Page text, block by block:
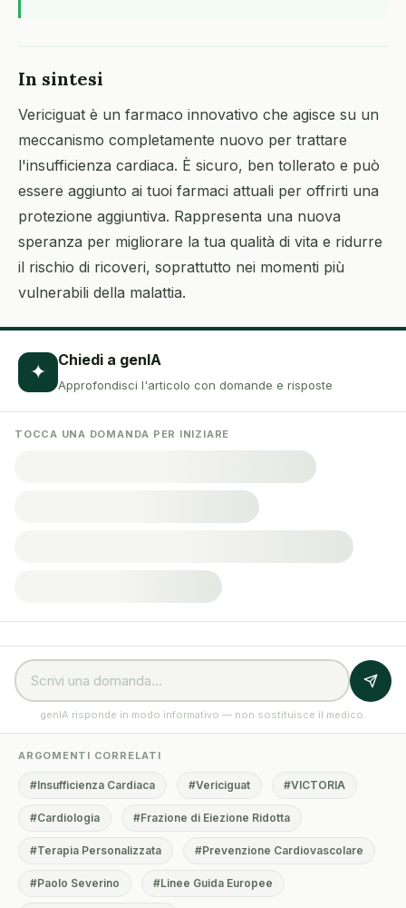
In sintesi
Vericiguat è un farmaco innovativo che agisce su un
meccanismo completamente nuovo per trattare
l'insufficienza cardiaca. È sicuro, ben tollerato e può
essere aggiunto ai tuoi farmaci attuali per offrirti una
protezione aggiuntiva. Rappresenta una nuova
speranza per migliorare la tua qualità di vita e ridurre
il rischio di ricoveri, soprattutto nei momenti più
vulnerabili della malattia.
✦ Chiedi a genIA
Approfondisci l'articolo con domande e risposte
TOCCA UNA DOMANDA PER INIZIARE
genIA risponde in modo informativo — non sostituisce il medico.
ARGOMENTI CORRELATI
#Insufficienza Cardiaca #Vericiguat #VICTORIA
#Cardiologia #Frazione di Eiezione Ridotta
#Terapia Personalizzata #Prevenzione Cardiovascolare
#Paolo Severino #Linee Guida Europee